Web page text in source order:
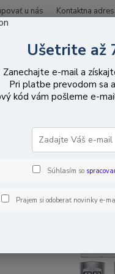
u nás Kontaktna
prístupu
Ušetrite až
Zanechajte e-mail a
Pri platbe prevodom sa
kód vám pošleme e-
Súhlasím so
Prajem si odoberať novinky e-